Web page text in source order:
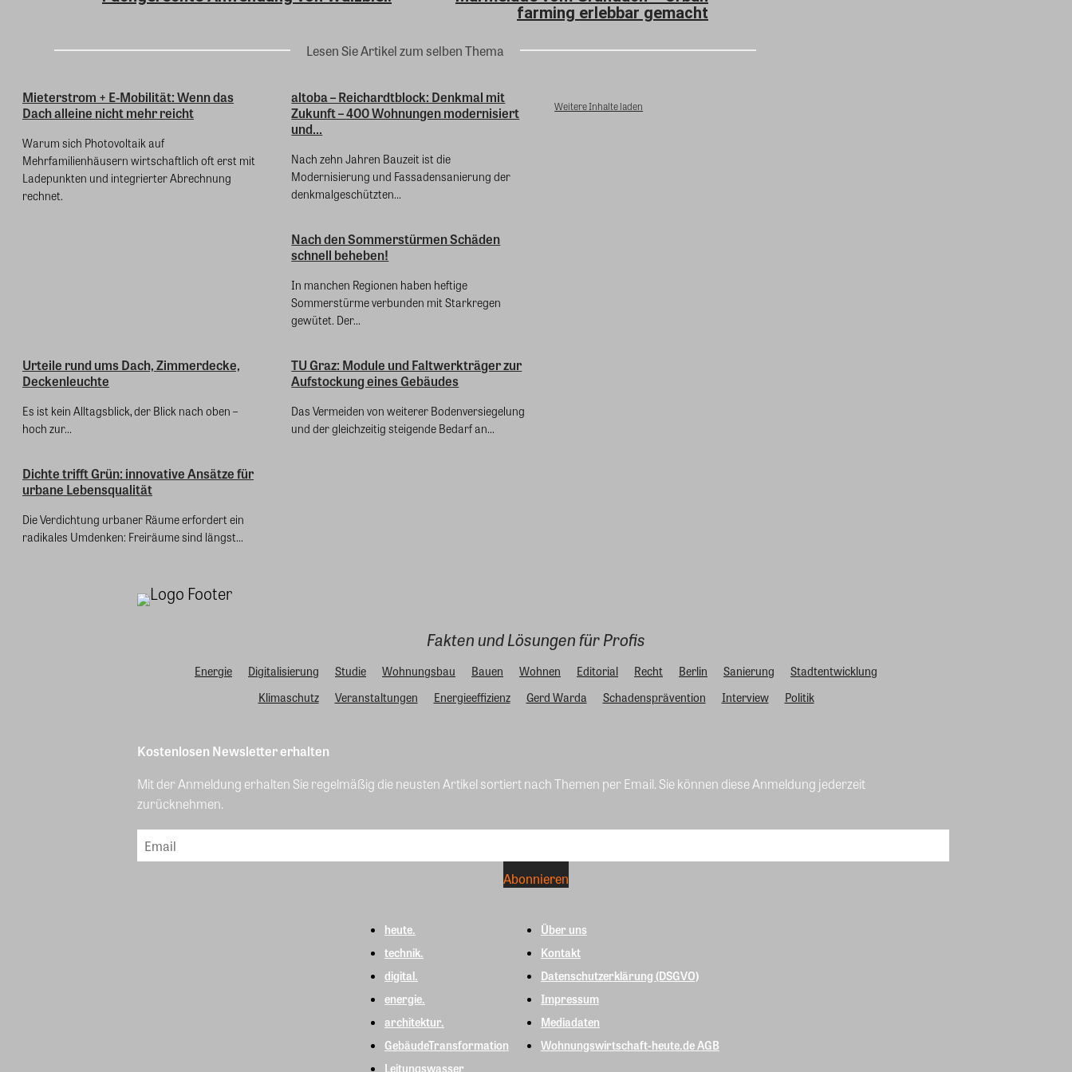
farming erlebbar gemacht
Lesen Sie Artikel zum selben Thema
Mieterstrom + E-Mobilität: Wenn das
Dach alleine nicht mehr reicht
Warum sich Photovoltaik auf
Mehrfamilienhäusern wirtschaftlich oft erst mit
Ladepunkten und integrierter Abrechnung
rechnet.
altoba – Reichardtblock: Denkmal mit
Zukunft – 400 Wohnungen modernisiert
und...
Nach zehn Jahren Bauzeit ist die
Modernisierung und Fassadensanierung der
denkmalgeschützten...
Nach den Sommerstürmen Schäden
schnell beheben!
In manchen Regionen haben heftige
Sommerstürme verbunden mit Starkregen
gewütet. Der...
Urteile rund ums Dach, Zimmerdecke,
Deckenleuchte
Es ist kein Alltagsblick, der Blick nach oben –
hoch zur...
TU Graz: Module und Faltwerkträger zur
Aufstockung eines Gebäudes
Das Vermeiden von weiterer Bodenversiegelung
und der gleichzeitig steigende Bedarf an...
Dichte trifft Grün: innovative Ansätze für
urbane Lebensqualität
Die Verdichtung urbaner Räume erfordert ein
radikales Umdenken: Freiräume sind längst...
Weitere Inhalte laden
Fakten und Lösungen für Profis
Energie Digitalisierung Studie Wohnungsbau Bauen Wohnen Editorial Recht Berlin Sanierung
Stadtentwicklung
Klimaschutz
Veranstaltungen Energieeffizienz Gerd Warda Schadensprävention Interview Politik
Kostenlosen Newsletter erhalten
Mit der Anmeldung erhalten Sie regelmäßig die neusten Artikel sortiert nach Themen per Email. Sie können diese Anmeldung jederzeit
zurücknehmen.
heute.
technik.
digital.
energie.
architektur.
GebäudeTransformation
Leitungswasser
Über uns
Kontakt
Datenschutzerklärung (DSGVO)
Impressum
Mediadaten
Wohnungswirtschaft-heute.de AGB